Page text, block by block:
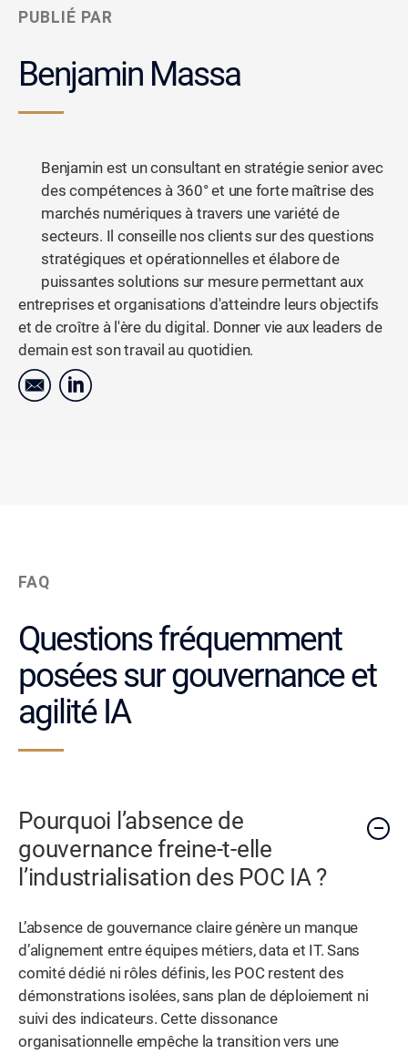
PUBLIÉ PAR
Benjamin Massa
Benjamin est un consultant en stratégie senior avec
des compétences à 360° et une forte maîtrise des
marchés numériques à travers une variété de
secteurs. Il conseille nos clients sur des questions
stratégiques et opérationnelles et élabore de
puissantes solutions sur mesure permettant aux
entreprises et organisations d'atteindre leurs objectifs
et de croître à l'ère du digital. Donner vie aux leaders de
demain est son travail au quotidien.
FAQ
Questions fréquemment
posées sur gouvernance et
agilité IA
Pourquoi l’absence de
gouvernance freine-t-elle
l’industrialisation des POC IA ?
L’absence de gouvernance claire génère un manque
d’alignement entre équipes métiers, data et IT. Sans
comité dédié ni rôles définis, les POC restent des
démonstrations isolées, sans plan de déploiement ni
suivi des indicateurs. Cette dissonance
organisationnelle empêche la transition vers une